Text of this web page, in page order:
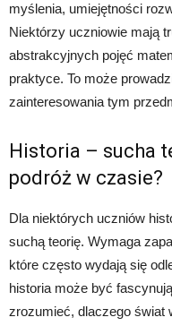
myślenia, umiejętności
Niektórzy uczniowie mają
abstrakcyjnych pojęć
praktyce. To może
zainteresowania tym
Historia – sucha
podróż w czasie?
Dla niektórych uczniów
suchą teorię. Wymaga
które często wydają się
historia może być
zrozumieć, dlaczego świat